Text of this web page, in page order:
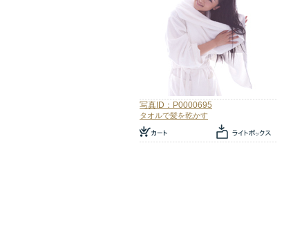
写真ID：P0000695
タオルで髪を乾かす